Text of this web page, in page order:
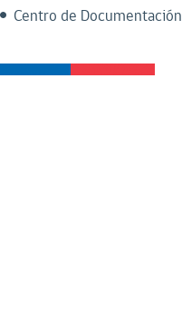
Centro de Documentación